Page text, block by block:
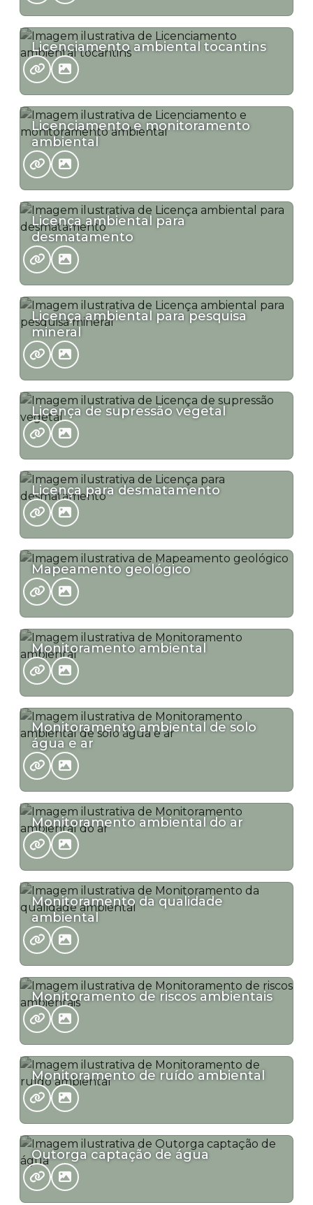
Licenciamento ambiental tocantins
Licenciamento e monitoramento
ambiental
Licença ambiental para
desmatamento
Licença ambiental para pesquisa
mineral
Licença de supressão vegetal
Licença para desmatamento
Mapeamento geológico
Monitoramento ambiental
Monitoramento ambiental de solo
água e ar
Monitoramento ambiental do ar
Monitoramento da qualidade
ambiental
Monitoramento de riscos ambientais
Monitoramento de ruído ambiental
Outorga captação de água